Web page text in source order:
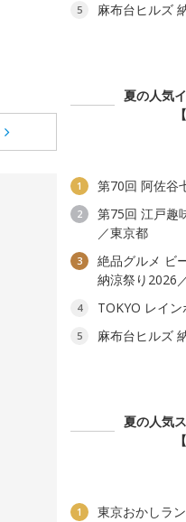
5
麻布台ヒルズ
夏の人気
1 第70回 阿佐谷
2
第75回 江戸趣
／東京都
3
絶品グルメ ビ
納涼祭り2026
4 TOKYO レイ
5
麻布台ヒルズ
夏の人気
1 東京おかしラ